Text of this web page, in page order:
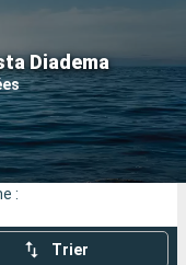
Diadema
:
Trier